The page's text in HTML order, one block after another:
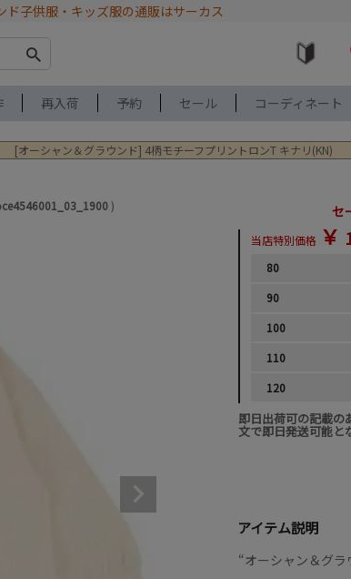
ド子供服・キッズ服の通販はサーカス
再入荷 予約 セール コーディネート
[オーシャン＆グラウンド] 4柄モチーフプリントロンT キナリ(KN)
セ
当店特別価格 ￥
80
90
100
110
120
即日出荷可の記載の
文で即日発送可能と
アイテム説明
“オーシャン＆グ